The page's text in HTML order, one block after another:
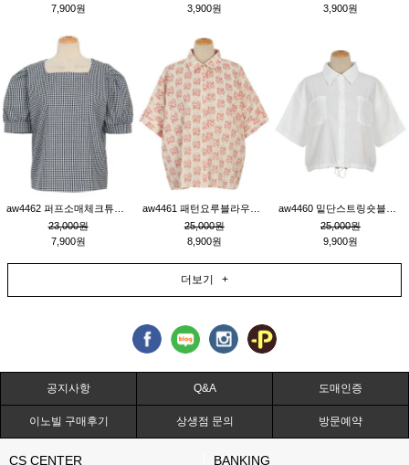
7,900원
3,900원
3,900원
23,000원
7,900원
25,000원
8,900원
25,000원
9,900원
더보기 +
공지사항 Q&A 도매인증
이노빌 구매후기 상생점 문의 방문예약
CS CENTER BANKING